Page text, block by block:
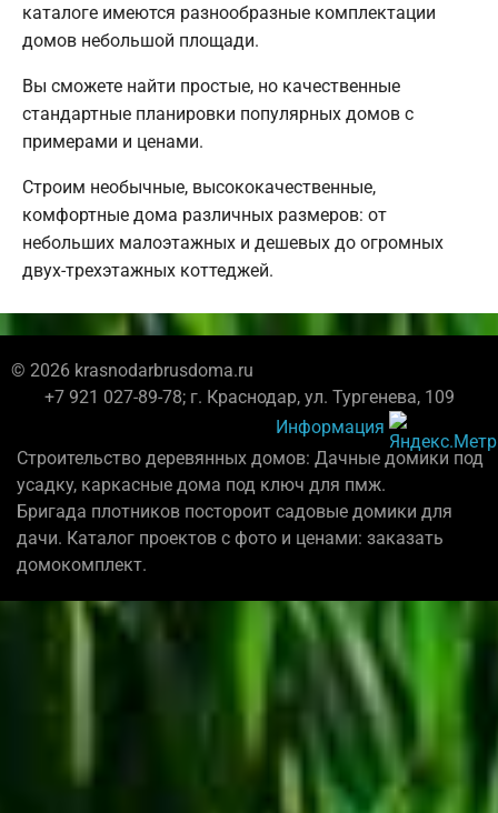
каталоге имеются разнообразные комплектации
домов небольшой площади.
Вы сможете найти простые, но качественные
стандартные планировки популярных домов с
примерами и ценами.
Строим необычные, высококачественные,
комфортные дома различных размеров: от
небольших малоэтажных и дешевых до огромных
двух-трехэтажных коттеджей.
© 2026 krasnodarbrusdoma.ru
+7 921 027-89-78; г. Краснодар, ул. Тургенева, 109
Информация
Строительство деревянных домов: Дачные домики под
усадку, каркасные дома под ключ для пмж.
Бригада плотников постороит садовые домики для
дачи. Каталог проектов с фото и ценами: заказать
домокомплект.